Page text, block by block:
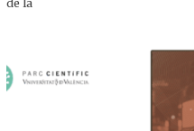
de la